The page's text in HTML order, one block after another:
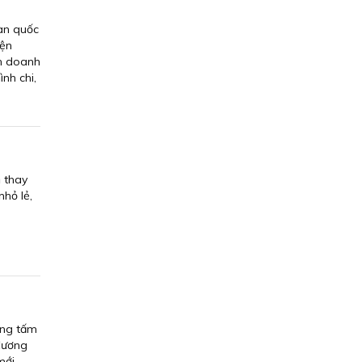
quốc
doanh
chi,
thay
lẻ,
tấm